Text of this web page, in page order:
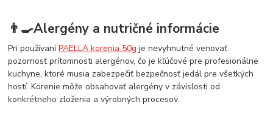
👨‍🍳Alergény a nutričné informácie
Pri používaníPAELLA korenia 50g je nevyhnutné venovať
pozornosť prítomnosti alergénov, čo je kľúčové pre profesionálne
kuchyne, ktoré musia zabezpečiť bezpečnosť jedál pre všetkých
hostí. Korenie môže obsahovať alergény v závislosti od
konkrétneho zloženia a výrobných procesov.